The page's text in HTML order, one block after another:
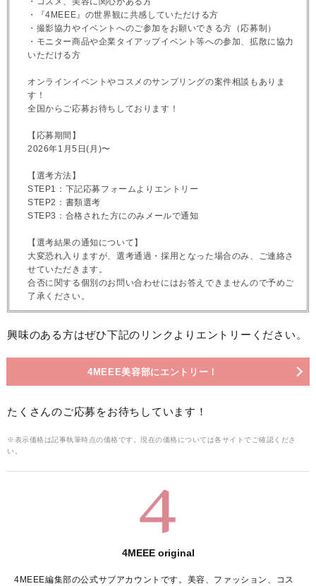
・『4MEEE』の世界観に共感していただける方
・撮影協力やイベントへのご参加をお願いできる方（応募制）
・モニター商品や企業タイアップイベント等への参加、拡散に協力
いただける方
オンラインイベントやコスメのサンプリングの案件相談もありま
す！
全国からご応募お待ちしております！
【応募期間】
2026年1月5日(月)〜
【選考方法】
STEP1：下記応募フォームよりエントリー
STEP2：書類選考
STEP3：合格された方にのみメールで通知
【選考結果の通知について】
大変恐れ入りますが、選考通過・採用となった場合のみ、ご連絡さ
せていただきます。
合否に関する個別のお問い合わせにはお答えできませんので予めご
了承ください。
興味のある方はぜひ下記のリンクよりエントリーください。
4MEEE美容部にエントリー！
たくさんのご応募をお待ちしています！
※表示価格は記事執筆時点の価格です。現在の価格については各サイトでご確認くださ
い。
4MEEE original
4MEEE編集部の公式サブアカウントです。美容、ファッション、コス